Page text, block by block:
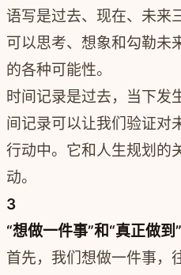
语写是过去、现在、未来
可以思考、想象和勾勒未
的各种可能性。
时间记录是过去，当下发
间记录可以让我们验证对
行动中。它和人生规划的
动。
3
“想做一件事”和“真正做
首先，我们想做一件事，